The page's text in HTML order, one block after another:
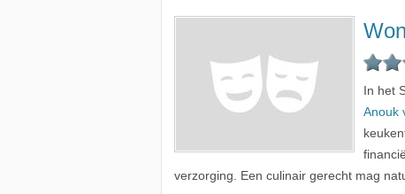
In het
Anouk
verzorging. Een culinair gerecht mag